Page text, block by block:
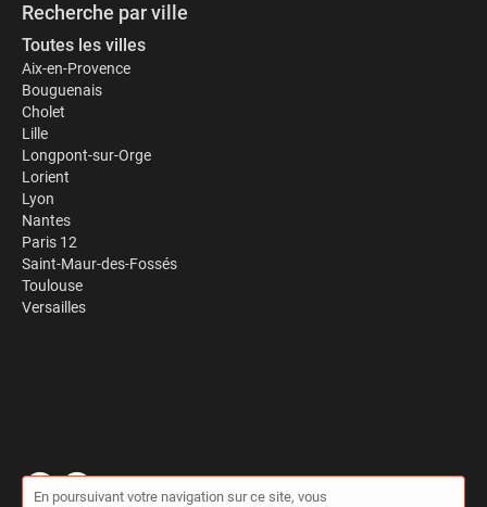
Recherche par ville
Toutes les villes
Aix-en-Provence
Bouguenais
Cholet
Lille
Longpont-sur-Orge
Lorient
Lyon
Nantes
Paris 12
Saint-Maur-des-Fossés
Toulouse
Versailles
En poursuivant votre navigation sur ce site, vous